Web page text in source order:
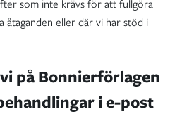
som inte krävs för att fullgöra
åtaganden eller där vi har stöd i
på Bonnierförlagen
i e-post